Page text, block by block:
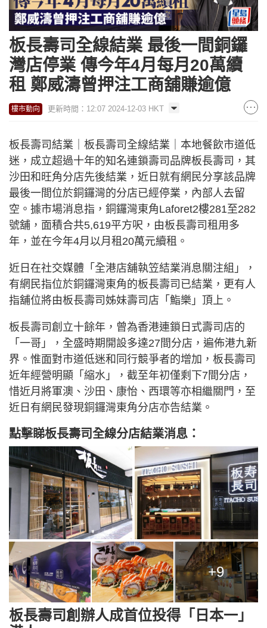
板長壽司全線結業 最後一間銅鑼
灣店停業 傳今年4月每月20萬續
租 鄭威濤曾押注工商舖賺逾億
樓市動向 更新時間：12:07 2024-12-03 HKT
板長壽司結業｜板長壽司全線結業｜本地餐飲市道低
迷，成立超過十年的知名連鎖壽司品牌板長壽司，其
沙田和旺角分店先後結業，近日就有網民分享該品牌
最後一間位於銅鑼灣的分店已經停業，內部人去留
空。據市場消息指，銅鑼灣東角Laforet2樓281至282
號舖，面積合共5,619平方呎，由板長壽司租用多
年，並在今年4月以月租20萬元續租。
近日在社交媒體「全港店舖執笠結業消息關注組」，
有網民指位於銅鑼灣東角的板長壽司已結業，更有人
指舖位將由板長壽司姊妹壽司店「鮨樂」頂上。
板長壽司創立十餘年，曾為香港連鎖日式壽司店的
「一哥」，全盛時期開設多達27間分店，遍佈港九新
界。惟面對市道低迷和同行競爭者的增加，板長壽司
近年經營明顯「縮水」，截至年初僅剩下7間分店，
惜近月將軍澳、沙田、康怡、西環等亦相繼關門，至
近日有網民發現銅鑼灣東角分店亦告結業。
點擊睇板長壽司全線分店結業消息：
+9
板長壽司創辦人成首位投得「日本一」